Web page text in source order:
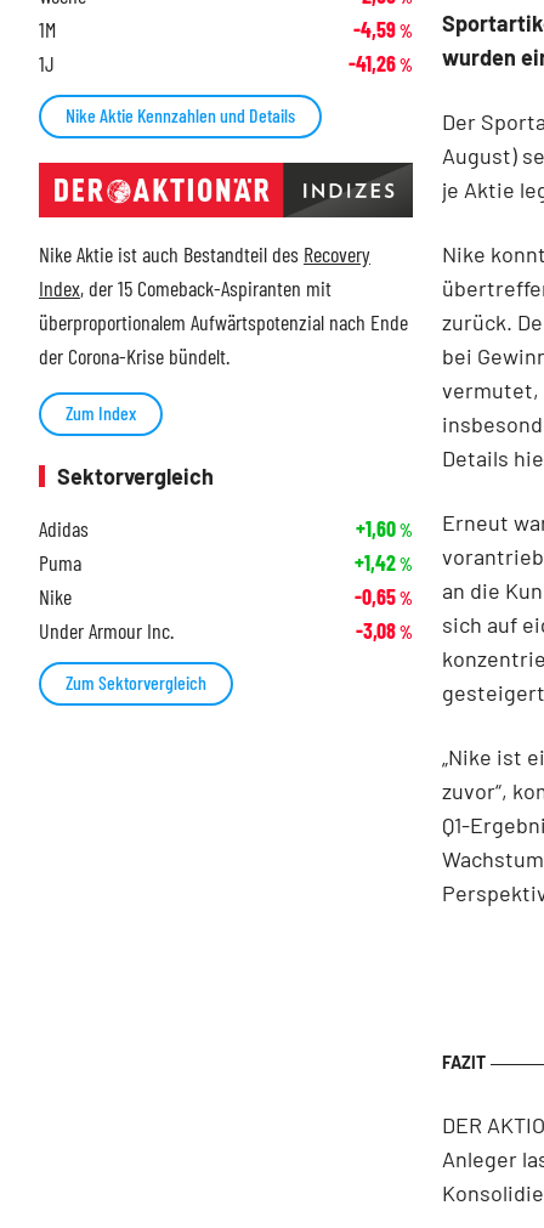
wurden
Der
August)
je Aktie
Nike
zurück.
bei
vermutet,
Details
Erneut
an die
sich auf
gesteigert
„Nike ist
zuvor“,
Q1-
DER
Anleger
1M -4,59%
1J -41,26%
Nike Aktie Kennzahlen und Details
Nike Aktie ist auch Bestandteil des Recovery
Index, der 15 Comeback-Aspiranten mit
überproportionalem Aufwärtspotenzial nach Ende
der Corona-Krise bündelt.
Zum Index
Sektorvergleich
Adidas
+1,60%
Puma +1,42%
Nike -0,65%
Under Armour Inc. -3,08%
Zum Sektorvergleich